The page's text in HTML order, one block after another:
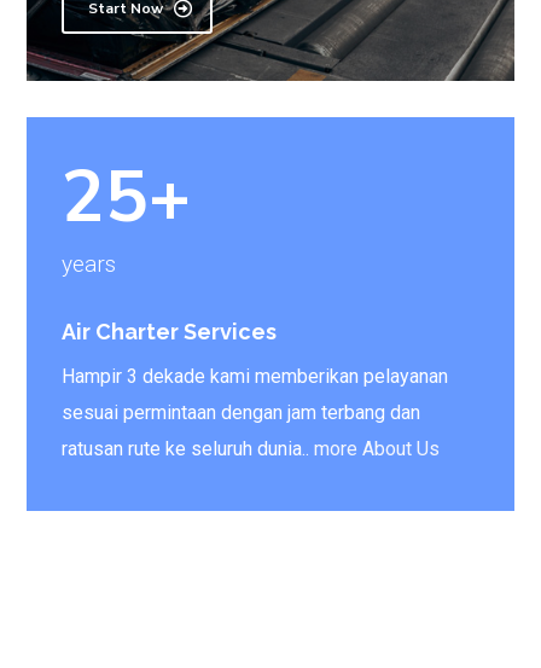
Start Now
25+
years
Air Charter Services
Hampir 3 dekade kami memberikan pelayanan
sesuai permintaan dengan jam terbang dan
ratusan rute ke seluruh dunia.. more About Us